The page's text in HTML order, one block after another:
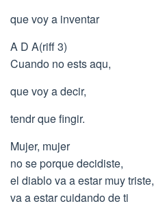
que voy a inventar
A D A(riff 3)
Cuando no ests aqu,
que voy a decir,
tendr que fingir.
Mujer, mujer
no se porque decidiste,
el diablo va a estar muy triste,
va a estar cuidando de ti